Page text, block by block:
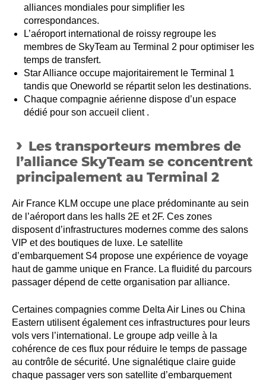
alliances mondiales pour simplifier les
correspondances.
L’aéroport international de roissy regroupe les
membres de SkyTeam au Terminal 2 pour optimiser les
temps de transfert.
Star Alliance occupe majoritairement le Terminal 1
tandis que Oneworld se répartit selon les destinations.
Chaque compagnie aérienne dispose d’un espace
dédié pour son accueil client .
Les transporteurs membres de
l’alliance SkyTeam se concentrent
principalement au Terminal 2
Air France KLM occupe une place prédominante au sein
de l’aéroport dans les halls 2E et 2F. Ces zones
disposent d’infrastructures modernes comme des salons
VIP et des boutiques de luxe. Le satellite
d’embarquement S4 propose une expérience de voyage
haut de gamme unique en France. La fluidité du parcours
passager dépend de cette organisation par alliance.
Certaines compagnies comme Delta Air Lines ou China
Eastern utilisent également ces infrastructures pour leurs
vols vers l’international. Le groupe adp veille à la
cohérence de ces flux pour réduire le temps de passage
au contrôle de sécurité. Une signalétique claire guide
chaque passager vers son satellite d’embarquement